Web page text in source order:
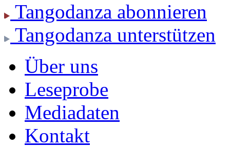
Tangodanza abonnieren
Tangodanza unterstützen
Über uns
Leseprobe
Mediadaten
Kontakt